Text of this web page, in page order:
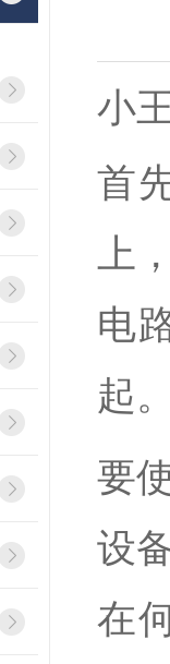
小
首
上
电
起
要
设
在